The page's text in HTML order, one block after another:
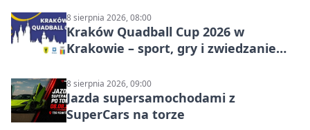
8 sierpnia 2026, 08:00
Kraków Quadball Cup 2026 w
Krakowie – sport, gry i zwiedzanie
8 sierpnia 2026, 09:00
Jazda supersamochodami z
SuperCars na torze